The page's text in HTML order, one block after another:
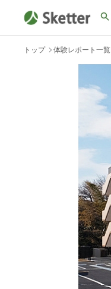
トップ 体験レポート一覧